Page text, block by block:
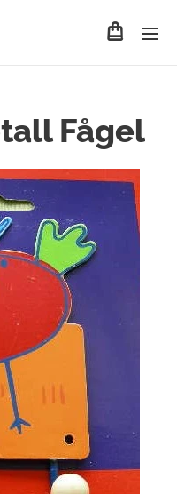
Fågel